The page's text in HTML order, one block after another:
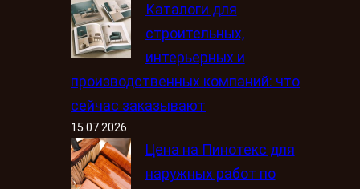
Каталоги для
строительных,
интерьерных и
производственных компаний: что
сейчас заказывают
15.07.2026
Цена на Пинотекс для
наружных работ по